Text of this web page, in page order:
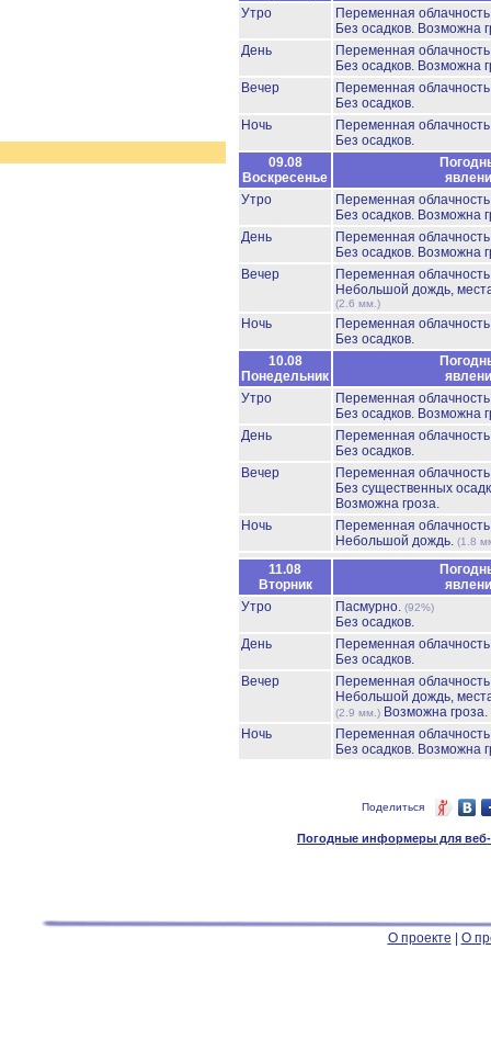
Утро
Переменная
Без осадков. Возможна
День
Переменная
Без осадков. Возможна
Вечер
Переменная
Без осадков.
Ночь
Переменная
Без осадков.
09.08
Воскресенье
Утро
Переменная
Без осадков. Возможна
День
Переменная
Без осадков. Возможна
Вечер
Переменная
Небольшой дождь,
(2.6 мм.)
Ночь
Переменная
Без осадков.
10.08
Понедельник
Утро
Переменная
Без осадков. Возможна
День
Переменная облачность
Без осадков.
Вечер
Переменная
Без существенных
Возможна гроза.
Ночь
Переменная
Небольшой дождь. (1.8
11.08
Вторник
Утро
Пасмурно. (92%)
Без осадков.
День
Переменная
Без осадков.
Вечер
Переменная
Небольшой дождь,
(2.9 мм.) Возможна гроза.
Ночь
Переменная
Без осадков. Возможна
Поделиться
Погодные информеры для веб-
О проекте О